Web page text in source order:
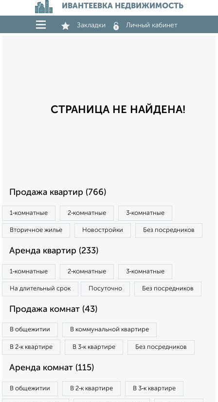
ИВАНТЕЕВКА НЕДВИЖИМОСТЬ
Закладки Личный кабинет
СТРАНИЦА НЕ НАЙДЕНА!
Продажа квартир (766)
1‑комнатные 2‑комнатные 3‑комнатные
Вторичное жилье Новостройки Без посредников
Аренда квартир (233)
1‑комнатные 2‑комнатные 3‑комнатные
На длительный срок Посуточно Без посредников
Продажа комнат (43)
В общежитии В коммунальной квартире
В 2‑к квартире В 3‑к квартире Без посредников
Аренда комнат (115)
В общежитии В 2‑к квартире В 3‑к квартире